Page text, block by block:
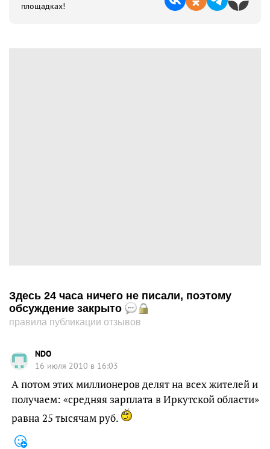
площадках!
Здесь 24 часа ничего не писали, поэтому
обсуждение закрыто
правила публикации отзывов
NDO
16 июля 2010 в 16:03
А потом этих миллионеров делят на всех жителей и
получаем: «средняя зарплата в Иркутской области»
равна 25 тысячам руб.